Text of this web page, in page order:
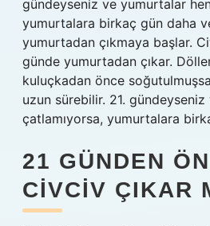
gündeyseniz ve yumurtalar
yumurtalara birkaç gün daha
yumurtadan çıkmaya başlar.
günde yumurtadan çıkar.
kuluçkadan önce
uzun sürebilir. 21.
çatlamıyorsa, yumurtalara
21 GÜNDEN
CIVCIV ÇIKAR